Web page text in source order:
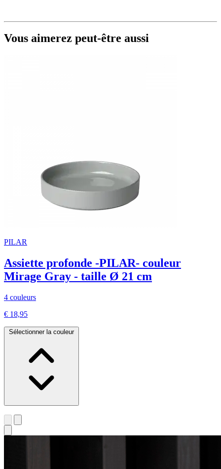
Vous aimerez peut-être aussi
PILAR
Assiette profonde -PILAR- couleur
Mirage Gray - taille Ø 21 cm
4 couleurs
€ 18,95
Sélectionner la couleur